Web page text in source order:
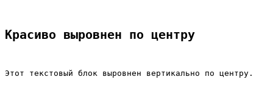
Красиво выровнен по центру
Этот текстовый блок выровнен вертикально по центру.